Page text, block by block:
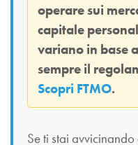
operare sui
capitale
variano in base
sempre il
Scopri FTMO.
Se ti stai avvicinando